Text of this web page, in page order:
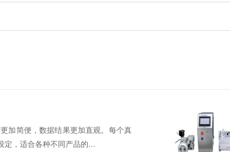
加简便，数据结果更加直观。每个真
定，适合各种不同产品的...